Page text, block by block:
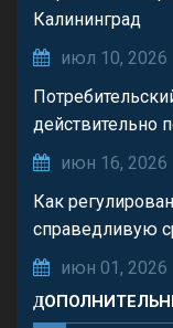
Калининград
июл 10, 2026
действительно
июн 16, 2026
Как
справедливую
июн 01, 2026